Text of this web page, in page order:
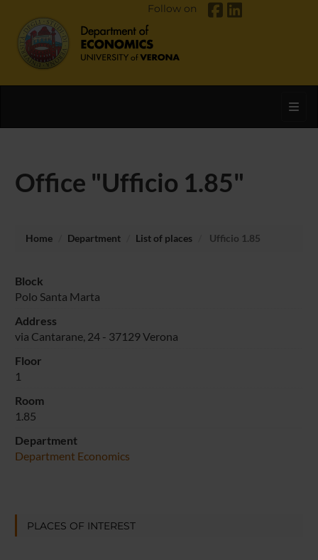
Follow on
Office "Ufficio 1.85"
Home Department List of places Ufficio 1.85
Block
Polo Santa Marta
Address
via Cantarane, 24 - 37129 Verona
Floor
1
Room
1.85
Department
Department Economics
PLACES OF INTEREST